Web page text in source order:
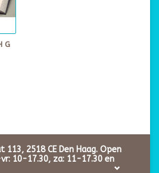
G
113, 2518 CE Den Haag. Open
10-17.30, za: 11-17.30 en